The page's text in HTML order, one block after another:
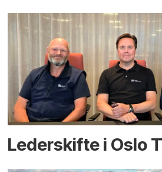
Lederskifte i Oslo